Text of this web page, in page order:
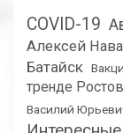
COVID-19
Алексей
Батайск
тренде
Василий